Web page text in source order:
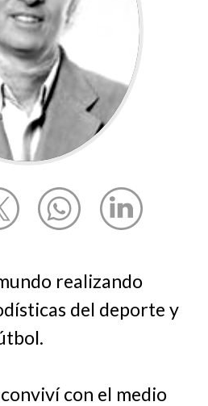
realizando
del deporte y
con el medio